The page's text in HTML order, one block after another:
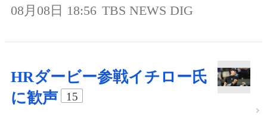
08月08日 18:56 TBS NEWS DIG
HRダービー参戦イチロー氏
に歓声
15